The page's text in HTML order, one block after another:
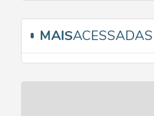
MAISACESSADAS